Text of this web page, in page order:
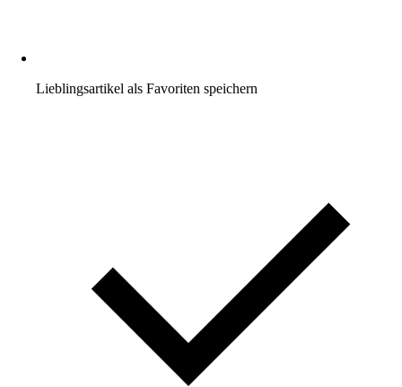
Lieblingsartikel als Favoriten speichern